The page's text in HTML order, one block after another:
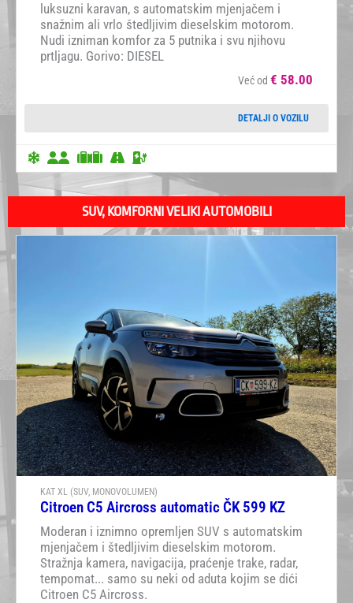
luksuzni karavan, s automatskim mjenjačem i
snažnim ali vrlo štedljivim dieselskim motorom.
Nudi izniman komfor za 5 putnika i svu njihovu
prtljagu. Gorivo: DIESEL
Već od € 58.00
DETALJI O VOZILU
SUV, KOMFORNI VELIKI AUTOMOBILI
KAT XL (SUV, MONOVOLUMEN)
Citroen C5 Aircross automatic ČK 599 KZ
Moderan i iznimno opremljen SUV s automatskim
mjenjačem i štedljivim dieselskim motorom.
Stražnja kamera, navigacija, praćenje trake, radar,
tempomat... samo su neki od aduta kojim se dići
Citroen C5 Aircross.